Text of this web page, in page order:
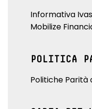
Informativa
Mobilize
POLITICA
Politiche Parità